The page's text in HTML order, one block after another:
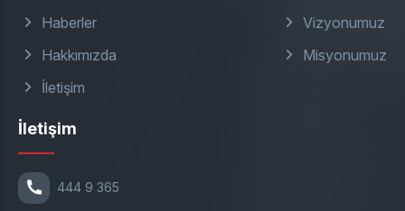
Haberler
Hakkımızda
İletişim
Vizyonumuz
Misyonumuz
İletişim
444 9 365